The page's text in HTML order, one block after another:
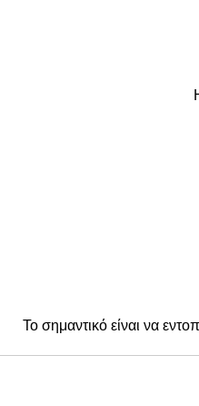
Το σημαντικό είναι να